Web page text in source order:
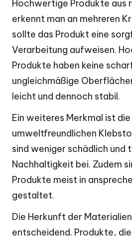
Hochwertige Produkte aus
erkennt man an mehreren
sollte das Produkt eine
Verarbeitung aufweisen.
Produkte haben keine
ungleichmäßige
leicht und dennoch stabil.
Ein weiteres Merkmal ist
umweltfreundlichen
sind weniger schädlich und
Nachhaltigkeit bei. Zudem
Produkte meist in
gestaltet.
Die Herkunft der
entscheidend. Produkte,